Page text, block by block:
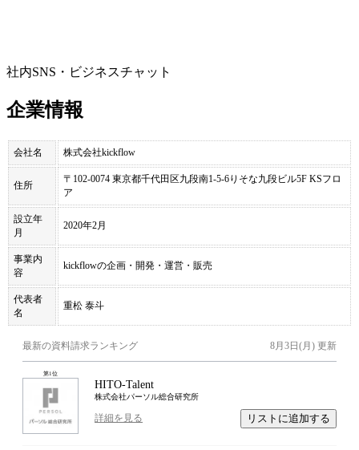
社内SNS・ビジネスチャット
企業情報
会社名 株式会社kickflow
住所
〒102-0074 東京都千代田区九段南1-5-6りそな九段ビル5F KSフロ
ア
設立年
月
2020年2月
事業内
容
kickflowの企画・開発・運営・販売
代表者
名
重松 泰斗
最新の資料請求ランキング 8月3日(月) 更新
第1位
HITO-Talent
株式会社パーソル総合研究所
詳細を見る リストに追加する